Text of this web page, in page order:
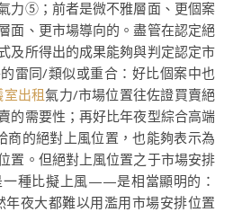
力⑤；前者是微不雅層面、更個案
面、更市場導向的。盡管在認定絕
及所得出的成果能夠與判定認定市
雷同/類似或重合：好比個案中也
室出租氣力/市場位置往佐證買賣絕
的需要性；再好比年夜型綜合高端
商的絕對上風位置，也能夠表示為
置。但絕對上風位置之于市場安排
種比擬上風——是相當顯明的：
夜大都難以用濫用市場安排位置